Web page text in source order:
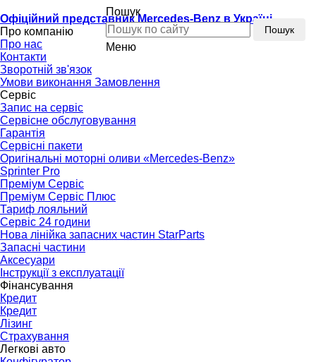
Офіційний представник Mercedes-Benz в Україні
Пошук
Пошук
Меню
Про компанію
Про нас
Контакти
Зворотній зв'язок
Умови виконання Замовлення
Сервіс
Запис на сервіс
Сервісне обслуговування
Гарантія
Сервісні пакети
Оригінальні моторні оливи «Mercedes-Benz»
Sprinter Pro
Преміум Сервіс
Преміум Сервіс Плюс
Тариф лояльний
Сервіс 24 години
Нова лінійка запасних частин StarParts
Запасні частини
Аксесуари
Інструкції з експлуатації
Фінансування
Кредит
Кредит
Лізинг
Страхування
Легкові авто